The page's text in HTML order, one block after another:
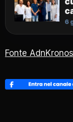
6
Fonte AdnKronos